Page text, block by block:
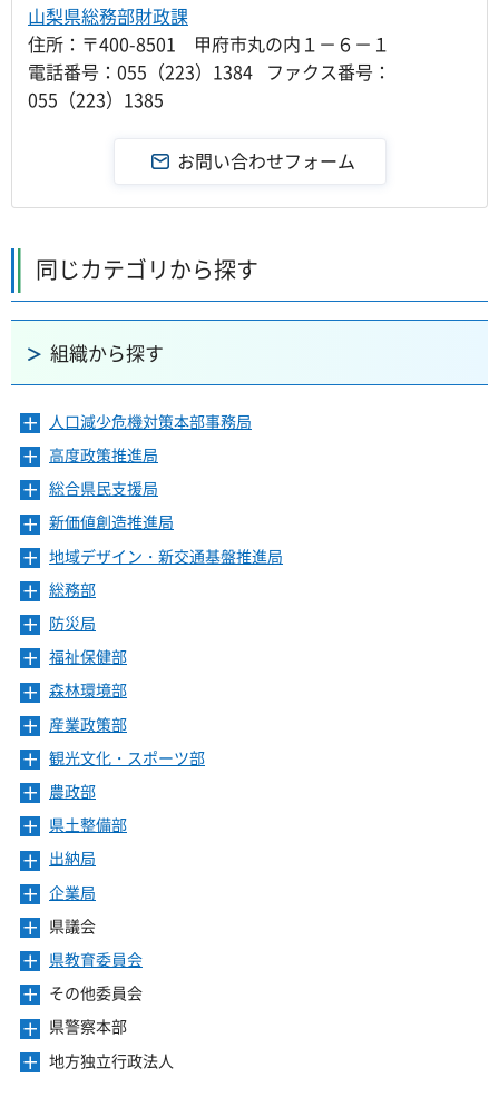
山梨県総務部財政課
住所：〒400-8501 甲府市丸の内１－６－１
電話番号：055（223）1384 ファクス番号：
055（223）1385
同じカテゴリから探す
組織から探す
メ
ニ
ュ
ー
開
き
ま
す
人口減少危機対策本部事務局
メ
ニ
ュ
ー
を
開
き
ま
す
高度政策推進局
メ
ニ
ュ
ー
を
開
き
ま
す
総合県民支援局
メ
ニ
ュ
ー
を
開
き
ま
す
新価値創造推進局
メ
ニ
ュ
ー
を
開
き
ま
す
地域デザイン・新交通基盤推進局
メ
ニ
ュ
ー
開
き
ま
す
総務部
メ
ニ
ュ
ー
を
開
き
ま
す
防災局
メ
ニ
ュ
ー
を
開
き
ま
す
福祉保健部
メ
ニ
ュ
ー
を
開
き
ま
す
森林環境部
メ
ニ
ュ
ー
を
開
き
ま
す
産業政策部
メ
ニ
ュ
ー
開
き
ま
す
観光文化・スポーツ部
メ
ニ
ュ
ー
を
開
き
ま
す
農政部
メ
ニ
ュ
ー
を
開
き
ま
す
県土整備部
メ
ニ
ュ
ー
を
開
き
ま
す
出納局
メ
ニ
ュ
ー
を
開
き
ま
す
企業局
メ
ニ
ュ
ー
開
き
ま
県議会
メ
ニ
ュ
ー
を
開
県教育委員会
メ
ニ
ュ
ー
を
その他委員会
メ
ニ
ュ
県警察本部
メ 地方独立行政法人